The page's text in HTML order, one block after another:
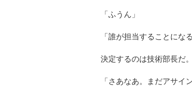
「ふうん」
「誰が担当することにな
決定するのは技術部長だ
「さあなあ。まだアサイ